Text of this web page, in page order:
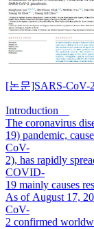
[논문]SARS-
Introduction
The coronavirus
19) pandemic,
CoV-
2), has rapidly
COVID-
19 mainly causes
As of August 17,
CoV-
2 confirmed